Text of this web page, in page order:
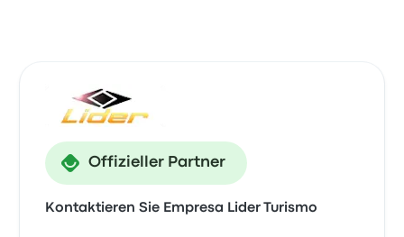
Offizieller Partner
Kontaktieren Sie Empresa Lider Turismo